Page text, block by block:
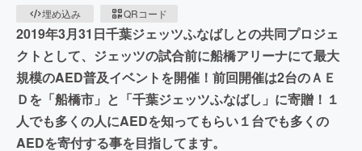
埋め込み
QRコード
2019年3月31日千葉ジェッツふなばしとの共同プロジェ
クトとして、ジェッツの試合前に船橋アリーナにて最大
規模のAED普及イベントを開催！前回開催は2台のＡＥ
Ｄを「船橋市」と「千葉ジェッツふなばし」に寄贈！１
人でも多くの人にAEDを知ってもらい１台でも多くの
AEDを寄付する事を目指してます。